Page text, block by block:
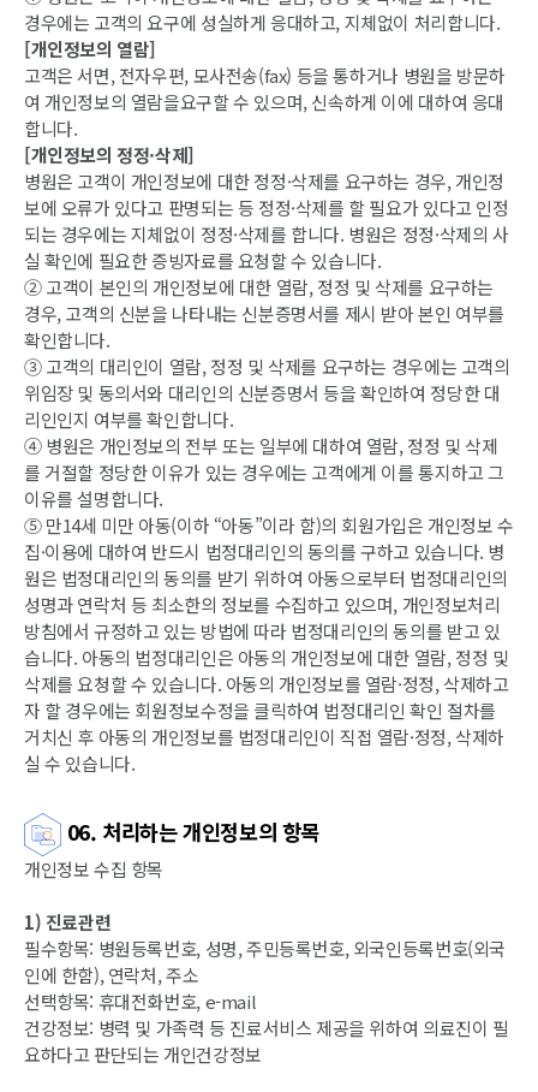
경우에는 고객의 요구에 성실하게 응대하고, 지체없이 처리합니다.
[개인정보의 열람]
고객은 서면, 전자우편, 모사전송(fax) 등을 통하거나 병원을 방문하
여 개인정보의 열람을요구할 수 있으며, 신속하게 이에 대하여 응대
합니다.
[개인정보의 정정·삭제]
병원은 고객이 개인정보에 대한 정정·삭제를 요구하는 경우, 개인정
보에 오류가 있다고 판명되는 등 정정·삭제를 할 필요가 있다고 인정
되는 경우에는 지체없이 정정·삭제를 합니다. 병원은 정정·삭제의 사
실 확인에 필요한 증빙자료를 요청할 수 있습니다.
② 고객이 본인의 개인정보에 대한 열람, 정정 및 삭제를 요구하는
경우, 고객의 신분을 나타내는 신분증명서를 제시 받아 본인 여부를
확인합니다.
③ 고객의 대리인이 열람, 정정 및 삭제를 요구하는 경우에는 고객의
위임장 및 동의서와 대리인의 신분증명서 등을 확인하여 정당한 대
리인인지 여부를 확인합니다.
④ 병원은 개인정보의 전부 또는 일부에 대하여 열람, 정정 및 삭제
를 거절할 정당한 이유가 있는 경우에는 고객에게 이를 통지하고 그
이유를 설명합니다.
⑤ 만14세 미만 아동(이하 “아동”이라 함)의 회원가입은 개인정보 수
집·이용에 대하여 반드시 법정대리인의 동의를 구하고 있습니다. 병
원은 법정대리인의 동의를 받기 위하여 아동으로부터 법정대리인의
성명과 연락처 등 최소한의 정보를 수집하고 있으며, 개인정보처리
방침에서 규정하고 있는 방법에 따라 법정대리인의 동의를 받고 있
습니다. 아동의 법정대리인은 아동의 개인정보에 대한 열람, 정정 및
삭제를 요청할 수 있습니다. 아동의 개인정보를 열람·정정, 삭제하고
자 할 경우에는 회원정보수정을 클릭하여 법정대리인 확인 절차를
거치신 후 아동의 개인정보를 법정대리인이 직접 열람·정정, 삭제하
실 수 있습니다.
06. 처리하는 개인정보의 항목
개인정보 수집 항목
1) 진료관련
필수항목: 병원등록번호, 성명, 주민등록번호, 외국인등록번호(외국
인에 한함), 연락처, 주소
선택항목: 휴대전화번호, e-mail
건강정보: 병력 및 가족력 등 진료서비스 제공을 위하여 의료진이 필
요하다고 판단되는 개인건강정보